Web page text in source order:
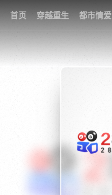
首页 穿越重生 都市情爱
我的观影记录